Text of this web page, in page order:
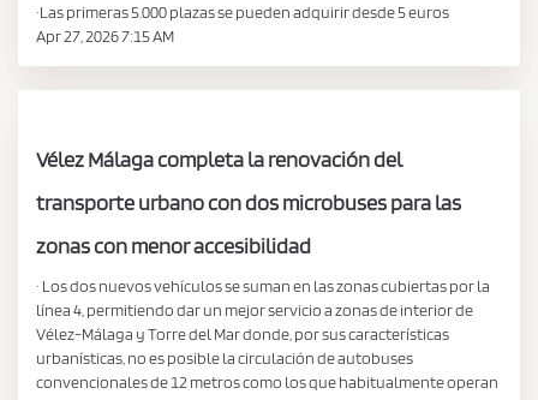
·Las primeras 5.000 plazas se pueden adquirir desde 5 euros
Apr 27, 2026 7:15 AM
Vélez Málaga completa la renovación del
transporte urbano con dos microbuses para las
zonas con menor accesibilidad
· Los dos nuevos vehículos se suman en las zonas cubiertas por la
línea 4, permitiendo dar un mejor servicio a zonas de interior de
Vélez-Málaga y Torre del Mar donde, por sus características
urbanísticas, no es posible la circulación de autobuses
convencionales de 12 metros como los que habitualmente operan